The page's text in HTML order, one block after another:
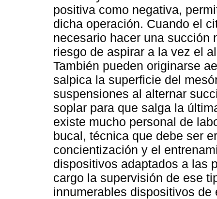
positiva como negativa,
dicha operación. Cuando el
necesario hacer una succión
riesgo de aspirar a la vez el
También pueden originarse
salpica la superficie del
suspensiones al alternar
soplar para que salga la
existe mucho personal de
bucal, técnica que debe ser
concientización y el
dispositivos adaptados a las
cargo la supervisión de ese
innumerables dispositivos